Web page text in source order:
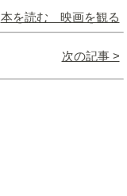
本を読む 映画を観る
次の記事 >